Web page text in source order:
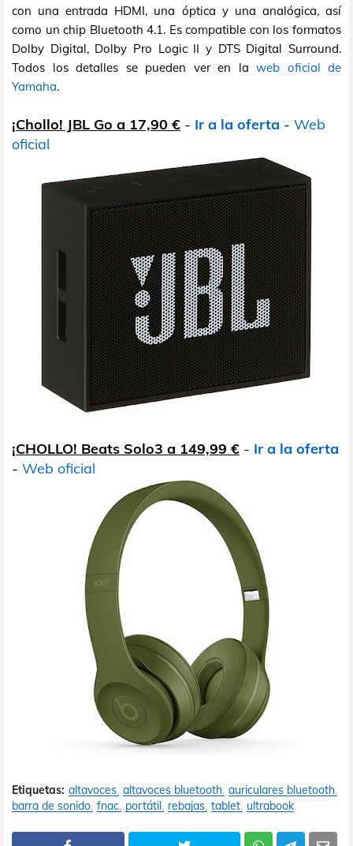
con una entrada HDMI, una óptica y una analógica, así
como un chip Bluetooth 4.1. Es compatible con los formatos
Dolby Digital, Dolby Pro Logic II y DTS Digital Surround.
Todos los detalles se pueden ver en la web oficial de
Yamaha.
¡Chollo! JBL Go a 17,90 € - Ir a la oferta - Web
oficial
¡CHOLLO! Beats Solo3 a 149,99 € - Ir a la oferta
- Web oficial
Etiquetas: altavoces altavoces bluetooth auriculares bluetooth
barra de sonido fnac portátil rebajas tablet ultrabook